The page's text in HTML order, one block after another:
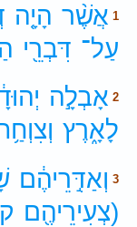
1 אֲשֶׁ֨ר הָיָ֤ה
עַל־ דִּבְרֵ֖י
2 אָבְלָ֣ה
לָאָ֑רֶץ
3 וְאַדִּ֣רֵיהֶ֔ם
(צְעִירֵיהֶ֖ם